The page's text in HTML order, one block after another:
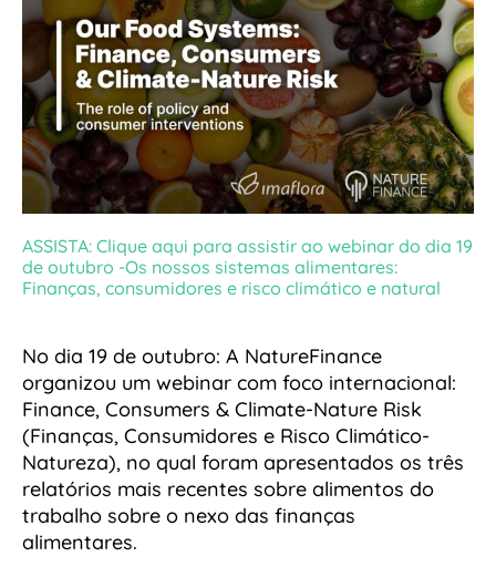
ASSISTA: Clique aqui para assistir ao webinar do dia 19
de outubro -Os nossos sistemas alimentares:
Finanças, consumidores e risco climático e natural
No dia 19 de outubro: A NatureFinance
organizou um webinar com foco internacional:
Finance, Consumers & Climate-Nature Risk
(Finanças, Consumidores e Risco Climático-
Natureza), no qual foram apresentados os três
relatórios mais recentes sobre alimentos do
trabalho sobre o nexo das finanças
alimentares.